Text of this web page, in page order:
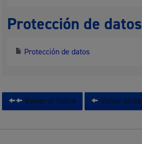
Protección de datos
Protección de datos
Volver al índice Volver atrás